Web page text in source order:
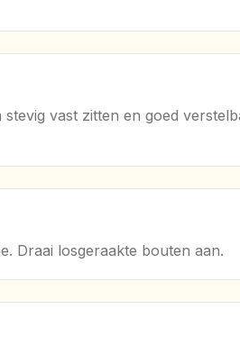
vast zitten en goed
Draai losgeraakte bouten aan.